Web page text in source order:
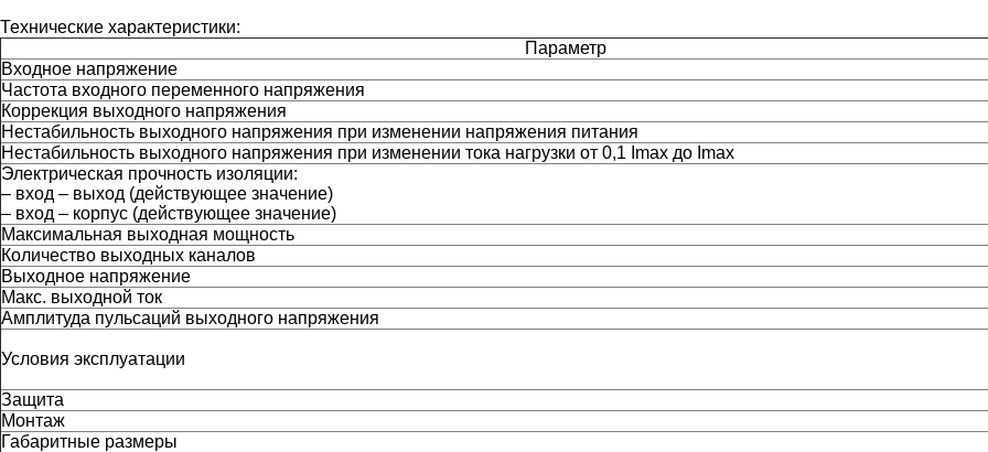
Технические характеристики:
Параметр
Входное напряжение
Частота входного переменного напряжения
Коррекция выходного напряжения
Нестабильность выходного напряжения при изменении напряжения питания
Нестабильность выходного напряжения при изменении тока нагрузки от 0,1 Imax до Imax
Электрическая прочность изоляции:
– вход – выход (действующее значение)
– вход – корпус (действующее значение)
Максимальная выходная мощность
Количество выходных каналов
Выходное напряжение
Макс. выходной ток
Амплитуда пульсаций выходного напряжения
Условия эксплуатации
Защита
Монтаж
Габаритные размеры